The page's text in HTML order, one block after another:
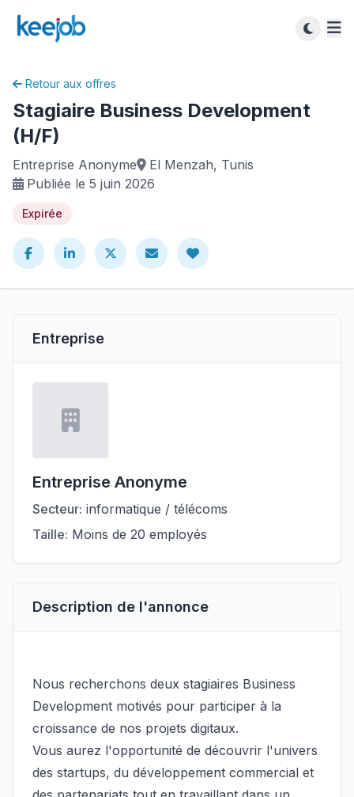
Retour aux offres
Stagiaire Business Development
(H/F)
Entreprise Anonyme
El Menzah, Tunis
Publiée le 5 juin 2026
Expirée
Entreprise
Entreprise Anonyme
Secteur: informatique / télécoms
Taille: Moins de 20 employés
Description de l'annonce
Nous recherchons deux stagiaires Business
Development motivés pour participer à la
croissance de nos projets digitaux.
Vous aurez l'opportunité de découvrir l'univers
des startups, du développement commercial et